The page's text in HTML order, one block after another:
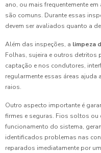
ano, ou mais frequentemente
são comuns. Durante essas
devem ser avaliados quanto a
Além das inspeções, a limpeza
Folhas, sujeira e outros detritos
captação e nos condutores,
regularmente essas áreas ajuda
raios.
Outro aspecto importante é
firmes e seguras. Fios soltos
funcionamento do sistema,
identificados problemas nas
reparados imediatamente por